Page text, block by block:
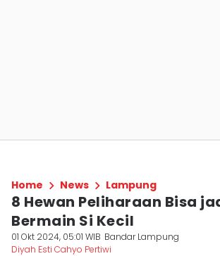
Home News Lampung
8 Hewan Peliharaan Bisa
Bermain Si Kecil
01 Okt 2024, 05:01 WIB Bandar Lampung
Diyah Esti Cahyo Pertiwi